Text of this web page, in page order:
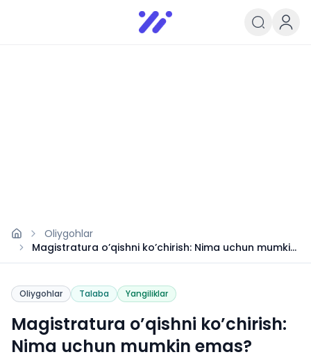
Infoedu
Ta&#039;lim xabarlari va
Oliygohlar
Magistratura o’qishni ko’chirish: Nima uchun mumkin
emas?
Oliygohlar Talaba Yangiliklar
Magistratura o’qishni ko’chirish:
Nima uchun mumkin emas?